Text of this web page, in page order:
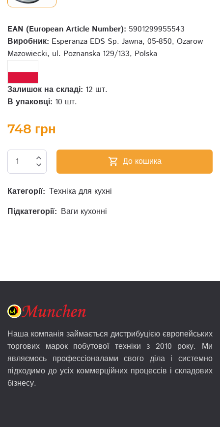
EAN (European Article Number): 5901299955543
Виробник: Esperanza EDS Sp. Jawna, 05-850, Ozarow
Mazowiecki, ul. Poznanska 129/133, Polska
Залишок на складі: 12 шт.
В упаковці: 10 шт.
748 грн
expand_less
expand_more shopping_cart До кошика
Категорії: Техніка для кухні
Підкатегорії: Ваги кухонні
Наша компанія займається дистрибуцією європейських
торгових марок побутової техніки з 2010 року. Ми
являємось профессіоналами свого діла і системно
підходимо до усіх коммерційних процессів і складових
бізнесу.